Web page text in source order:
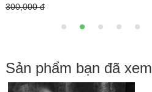
300,000 đ
Sản phẩm bạn đã xem